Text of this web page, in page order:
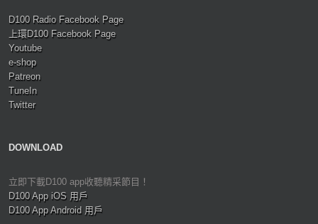
D100 Radio Facebook Page
上環D100 Facebook Page
Youtube
e-shop
Patreon
TuneIn
Twitter
DOWNLOAD
立即下載D100 app收聽精采節目！
D100 App iOS 用戶
D100 App Android 用戶